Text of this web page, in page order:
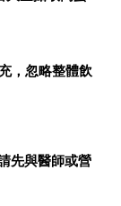
，忽略整體飲
先與醫師或營